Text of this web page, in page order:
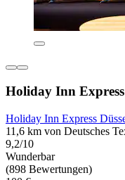
Holiday Inn
Holiday Inn Express
11,6 km von Deutsches
9,2/10
Wunderbar
(898 Bewertungen)